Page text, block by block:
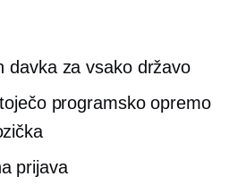
davka za vsako državo
programsko opremo
prijava